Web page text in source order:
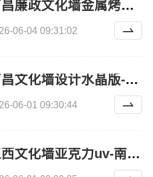
南昌廉政文化墙金属烤漆-南昌恒辉广告
06-04 09:31:02
南昌文化墙设计水晶版-南昌恒辉广告
06-01 09:30:44
江西文化墙亚克力uv-南昌恒辉广告